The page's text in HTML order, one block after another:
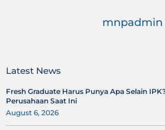
mnpadmin
Latest News
Fresh Graduate Harus Punya Apa Selain
Perusahaan Saat Ini
August 6, 2026